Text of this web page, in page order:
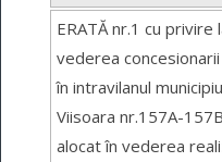
ERATĂ nr.1 cu privire
vederea
în intravilanul
Viisoara nr.157A-
alocat în vederea